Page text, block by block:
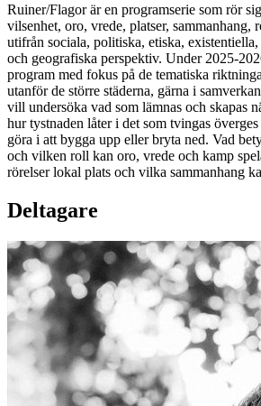
Ruiner/Flagor är en programserie som rör
vilsenhet, oro, vrede, platser, sammanhang,
utifrån sociala, politiska, etiska,
och geografiska perspektiv. Under 2025-
program med fokus på de tematiska
utanför de större städerna, gärna i
vill undersöka vad som lämnas och skapas
hur tystnaden låter i det som tvingas
göra i att bygga upp eller bryta ned. Vad
och vilken roll kan oro, vrede och kamp
rörelser lokal plats och vilka sammanhang
Deltagare